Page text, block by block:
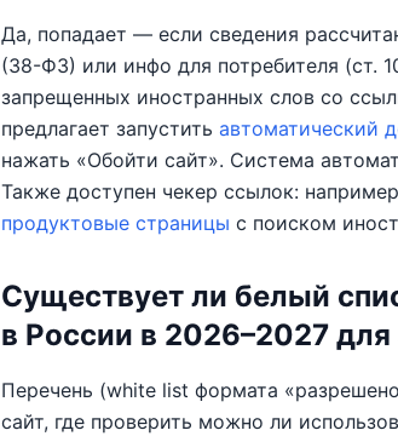
Да, попадает — если сведения
(38-ФЗ) или инфо для потребителя (ст.
запрещенных иностранных слов со
предлагает запустить автоматический
нажать «Обойти сайт». Система
Также доступен чекер ссылок:
продуктовые страницы с поиском
Существует ли белый
в России в 2026–2027
Перечень (white list формата
сайт, где проверить можно ли